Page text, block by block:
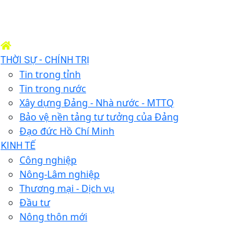
THỜI SỰ - CHÍNH TRỊ
Tin trong tỉnh
Tin trong nước
Xây dựng Đảng - Nhà nước - MTTQ
Bảo vệ nền tảng tư tưởng của Đảng
Đạo đức Hồ Chí Minh
KINH TẾ
Công nghiệp
Nông-Lâm nghiệp
Thương mại - Dịch vụ
Đầu tư
Nông thôn mới